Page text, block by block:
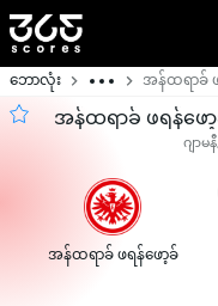
ဘောလုံး အန်ထရာခ်
အန်ထရာခ် ဖရန်ဖေ
ဂျာမ
အန်ထရာခ် ဖရန်ဖော့ခ်